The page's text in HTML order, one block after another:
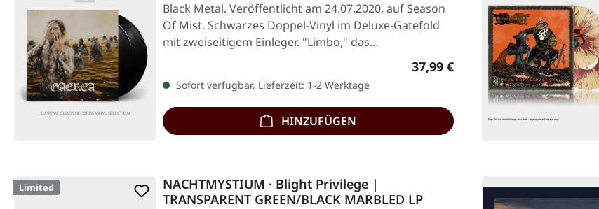
Black Metal. Veröffentlicht am 24.07.2020, auf Season
Of Mist. Schwarzes Doppel-Vinyl im Deluxe-Gatefold
mit zweiseitigem Einleger. "Limbo," das…
Regulärer Preis:
37,99 €
Sofort verfügbar, Lieferzeit: 1-2 Werktage
HINZUFÜGEN
Limited
NACHTMYSTIUM · Blight Privilege |
TRANSPARENT GREEN/BLACK MARBLED LP